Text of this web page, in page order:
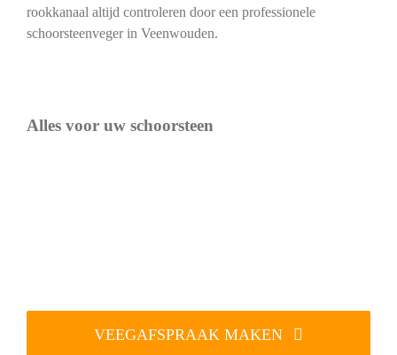
rookkanaal altijd controleren door een professionele
schoorsteenveger in Veenwouden.
Alles voor uw schoorsteen
VEEGAFSPRAAK MAKEN